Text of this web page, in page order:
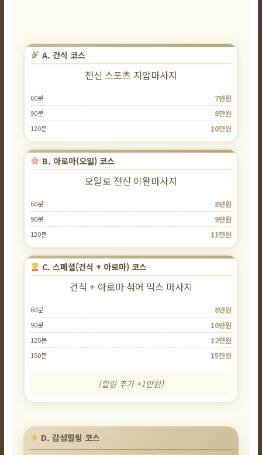
A. 건식 코스
전신 스포츠 지압마사지
60분 7만원
90분 8만원
120분 10만원
B. 아로마(오일) 코스
오일로 전신 이완마사지
60분 8만원
90분 9만원
120분 11만원
C. 스페셜(건식 + 아로마) 코스
건식 + 아로마 섞어 믹스 마사지
60분 8만원
90분 10만원
120분 12만원
150분 15만원
(힐링 추가 +1만원)
D. 감성힐링 코스